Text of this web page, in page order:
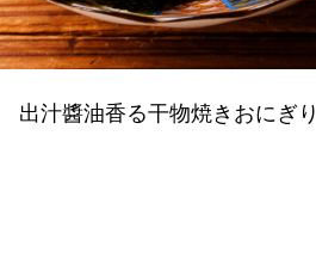
出汁醬油香る干物焼きおにぎり